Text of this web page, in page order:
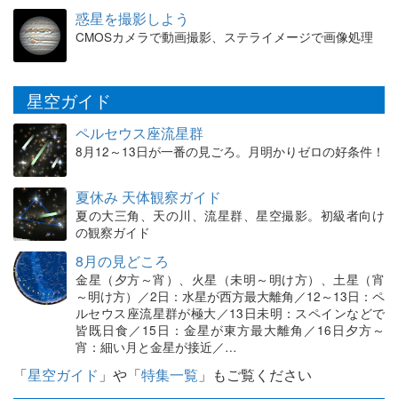
惑星を撮影しよう
CMOSカメラで動画撮影、ステライメージで画像処理
星空ガイド
ペルセウス座流星群
8月12～13日が一番の見ごろ。月明かりゼロの好条件！
夏休み 天体観察ガイド
夏の大三角、天の川、流星群、星空撮影。初級者向け
の観察ガイド
8月の見どころ
金星（夕方～宵）、火星（未明～明け方）、土星（宵
～明け方）／2日：水星が西方最大離角／12～13日：ペ
ルセウス座流星群が極大／13日未明：スペインなどで
皆既日食／15日：金星が東方最大離角／16日夕方～
宵：細い月と金星が接近／…
「星空ガイド 」や「特集一覧 」もご覧ください